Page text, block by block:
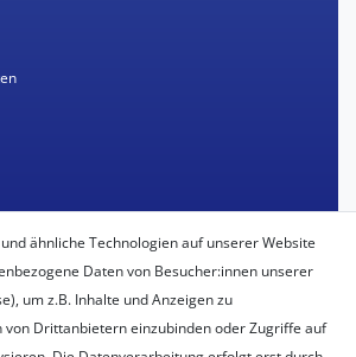
ähnliche Technologien auf unserer Website
Daten von Besucher:innen unserer
um z.B. Inhalte und Anzeigen zu
von Drittanbietern einzubinden oder Zugriffe auf